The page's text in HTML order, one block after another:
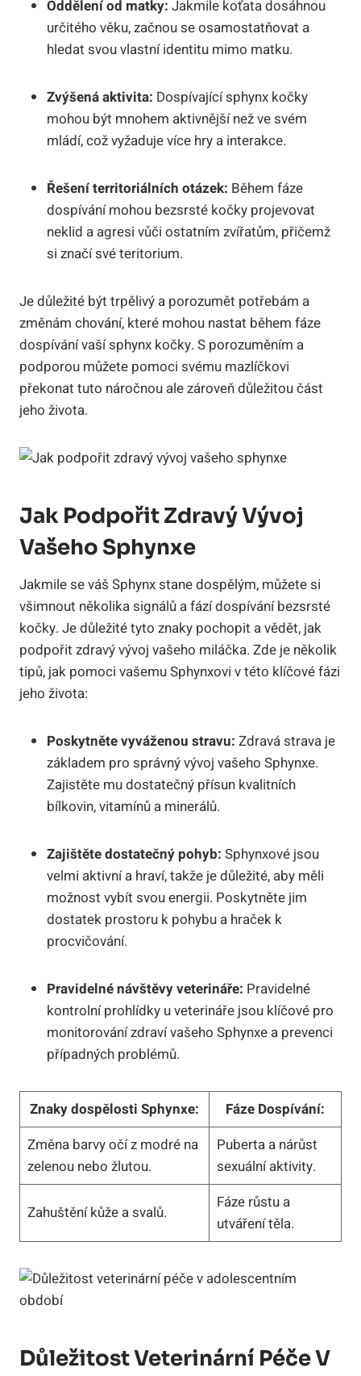
Oddělení od matky: Jakmile koťata dosáhnou
určitého věku, začnou se osamostatňovat a
hledat svou vlastní identitu mimo matku.
Zvýšená aktivita: Dospívající sphynx kočky
mohou být mnohem aktivnější než ve svém
mládí, což vyžaduje více hry a interakce.
Řešení territoriálních otázek: Během fáze
dospívání mohou bezsrsté kočky projevovat
neklid a agresi vůči ostatním zvířatům, přičemž
si značí své teritorium.
Je důležité být trpělivý a porozumět potřebám a
změnám chování, které mohou nastat během fáze
dospívání vaší sphynx kočky. S porozuměním a
podporou můžete pomoci svému mazlíčkovi
překonat tuto náročnou ale zároveň důležitou část
jeho života.
Jak Podpořit Zdravý Vývoj
Vašeho Sphynxe
Jakmile se váš Sphynx stane dospělým, můžete si
všimnout několika signálů a fází dospívání bezsrsté
kočky. Je důležité tyto znaky pochopit a vědět, jak
podpořit zdravý vývoj vašeho miláčka. Zde je několik
tipů, jak pomoci vašemu Sphynxovi v této klíčové fázi
jeho života:
Poskytněte vyváženou stravu: Zdravá strava je
základem pro správný vývoj vašeho Sphynxe.
Zajistěte mu dostatečný přísun kvalitních
bílkovin, vitamínů a minerálů.
Zajištěte dostatečný pohyb: Sphynxové jsou
velmi aktivní a hraví, takže je důležité, aby měli
možnost vybít svou energii. Poskytněte jim
dostatek prostoru k pohybu a hraček k
procvičování.
Pravidelné návštěvy veterináře: Pravidelné
kontrolní prohlídky u veterináře jsou klíčové pro
monitorování zdraví vašeho Sphynxe a prevenci
případných problémů.
Znaky dospělosti Sphynxe:
Fáze Dospívání:
Změna barvy očí z modré na
zelenou nebo žlutou.
Puberta a nárůst
sexuální aktivity.
Zahuštění kůže a svalů.
Fáze růstu a
utváření těla.
Důležitost Veterinární Péče V